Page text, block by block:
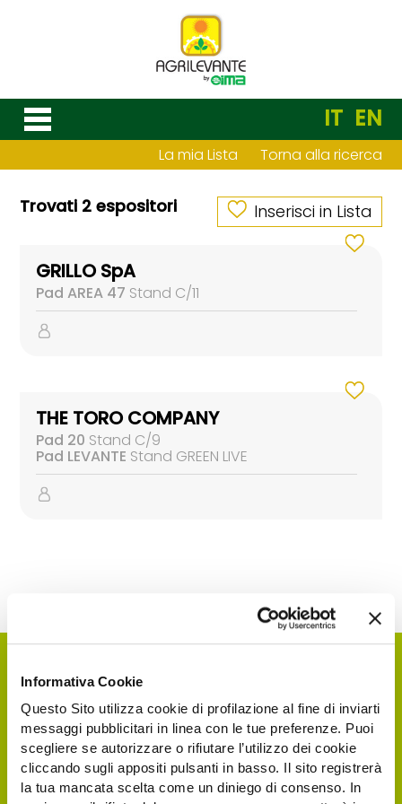
Informativa Cookie
Questo Sito utilizza cookie di profilazione al fine di inviarti
messaggi pubblicitari in linea con le tue preferenze. Puoi
scegliere se autorizzare o rifiutare l’utilizzo dei cookie
cliccando sugli appositi pulsanti in basso. Il sito registrerà
la tua mancata scelta come un diniego di consenso. In
IT EN
La mia Lista Torna alla ricerca
Trovati 2 espositori Inserisci in Lista
GRILLO SpA
Pad AREA 47 Stand C/11
THE TORO COMPANY
Pad 20 Stand C/9
Pad LEVANTE Stand GREEN LIVE